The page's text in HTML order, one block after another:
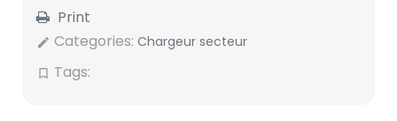
Print
edit Categories: Chargeur secteur
bookmark_border Tags: